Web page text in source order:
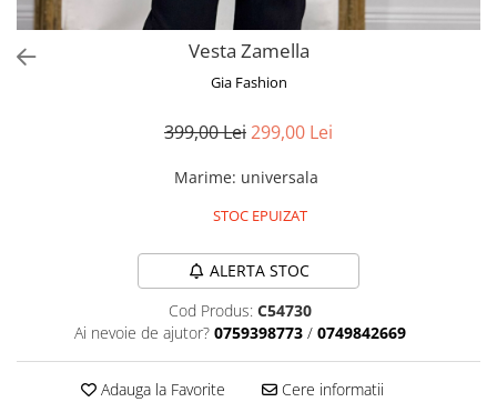
Tricouri
Traditional
Vesta Zamella
Gia Fashion
399,00 Lei299,00 Lei
Marime: universala
STOC EPUIZAT
ALERTA STOC
Cod Produs: C54730
Ai nevoie de ajutor? 0759398773 / 0749842669
Adauga la Favorite Cere informatii